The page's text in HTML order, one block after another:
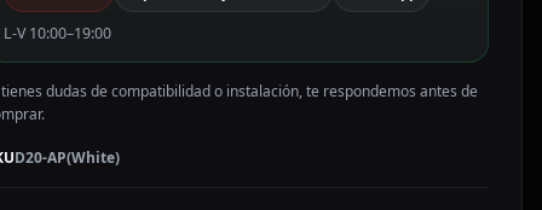
L-V 10:00–19:00
dudas de compatibilidad o instalación, te respondemos antes de
D20-AP(White)